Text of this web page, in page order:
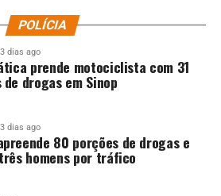
POLÍCIA
3 dias ago
prende motociclista com 31
drogas em Sinop
3 dias ago
80 porções de drogas e
homens por tráfico